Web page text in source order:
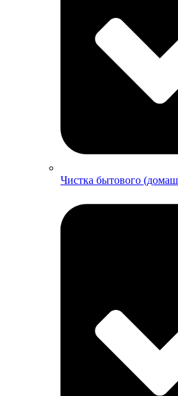
Чистка бытового